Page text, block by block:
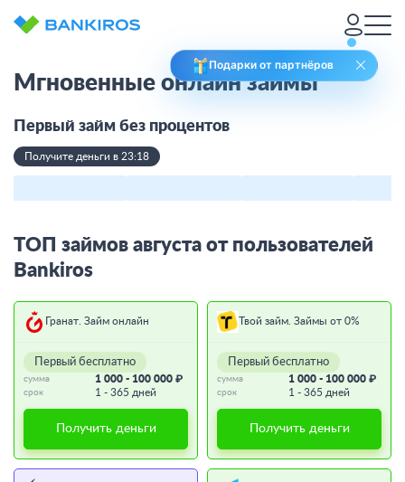
Подарки от партнёров
Мгновенные онлайн займы
Первый займ без процентов
Получите деньги в 23:18
ТОП займов августа от пользователей
Bankiros
Гранат. Займ онлайн
Первый бесплатно
сумма 1 000 - 100 000 ₽
срок 1 - 365 дней
Получить деньги
Твой займ. Займы от 0%
Первый бесплатно
сумма 1 000 - 100 000 ₽
срок 1 - 365 дней
Получить деньги